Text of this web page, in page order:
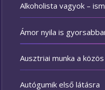
Alkoholista vagyok –
Ámor nyila is
Ausztriai munka a
Autógumik első látásra